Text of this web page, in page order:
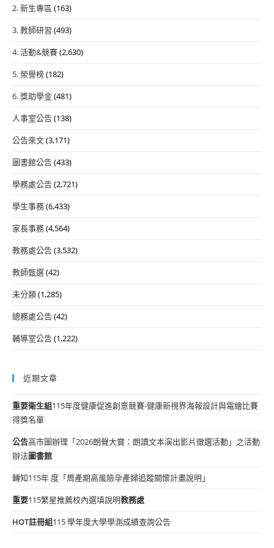
2. 新生專區 (163)
3. 教師研習 (493)
4. 活動&競賽(2,630)
5. 榮譽榜(182)
6. 獎助學金(481)
人事室公告(138)
公告來文(3,171)
圖書館公告(433)
學務處公告(2,721)
學生事務(6,433)
家長事務(4,564)
教務處公告(3,532)
教師甄選(42)
未分類(1,285)
總務處公告(42)
輔導室公告(1,222)
近期文章
重要衛生組115年度健康促進創意競賽-健康新視界海報設計與電繪比賽
得獎名單
公告高市圖辦理「2026朗聲大賞：朗讀文本演出影片徵選活動」之活動
辦法圖書館
轉知115年 度「周產期高風險孕產婦追蹤關懷計畫說明」
重要115繁星推薦校內選填說明教務處
HOT註冊組115 學年度大學學測成績查詢公告